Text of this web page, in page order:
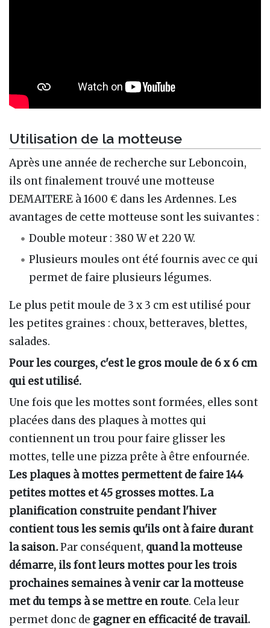
Utilisation de la motteuse
Après une année de recherche sur Leboncoin,
ils ont finalement trouvé une motteuse
DEMAITERE à 1600 € dans les Ardennes. Les
avantages de cette motteuse sont les suivantes :
Double moteur : 380 W et 220 W.
Plusieurs moules ont été fournis avec ce qui
permet de faire plusieurs légumes.
Le plus petit moule de 3 x 3 cm est utilisé pour
les petites graines : choux, betteraves, blettes,
salades.
Pour les courges, c'est le gros moule de 6 x 6 cm
qui est utilisé.
Une fois que les mottes sont formées, elles sont
placées dans des plaques à mottes qui
contiennent un trou pour faire glisser les
mottes, telle une pizza prête à être enfournée.
Les plaques à mottes permettent de faire 144
petites mottes et 45 grosses mottes. La
planification construite pendant l'hiver
contient tous les semis qu'ils ont à faire durant
la saison.Par conséquent, quand la motteuse
démarre, ils font leurs mottes pour les trois
prochaines semaines à venir car la motteuse
met du temps à se mettre en route. Cela leur
permet donc de gagner en efficacité de travail.